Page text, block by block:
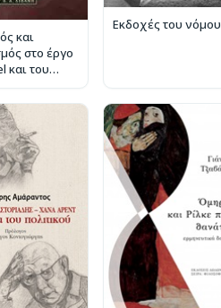
και
στο έργο
και του
Εκδοχές του νόμου